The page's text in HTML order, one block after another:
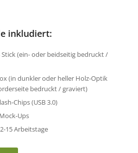
inkludiert:
Stick (ein- oder beidseitig bedruckt /
(in dunkler oder heller Holz-Optik
bedruckt / graviert)
Chips (USB 3.0)
Ups
15 Arbeitstage